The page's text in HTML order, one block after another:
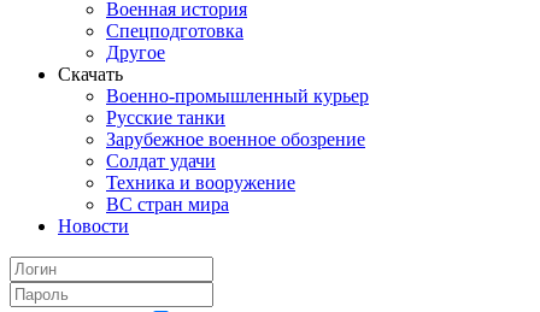
Военная история
Спецподготовка
Другое
Скачать
Военно-промышленный курьер
Русские танки
Зарубежное военное обозрение
Солдат удачи
Техника и вооружение
ВС стран мира
Новости